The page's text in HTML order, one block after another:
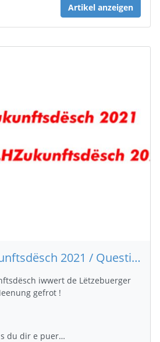
Artikel anzeigen
Emfro FLH Zukunftsdësch 2021 / Questionnaire FLH Zukunftsdësch 2021
iwwert de Lëtzebuerger
gefrot !
du dir e puer…